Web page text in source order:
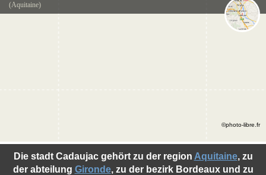
(Aquitaine)
Die stadt Cadaujac gehört zu der region Aquitaine, zu
der abteilung Gironde, zu der bezirk Bordeaux und zu
©photo-libre.fr